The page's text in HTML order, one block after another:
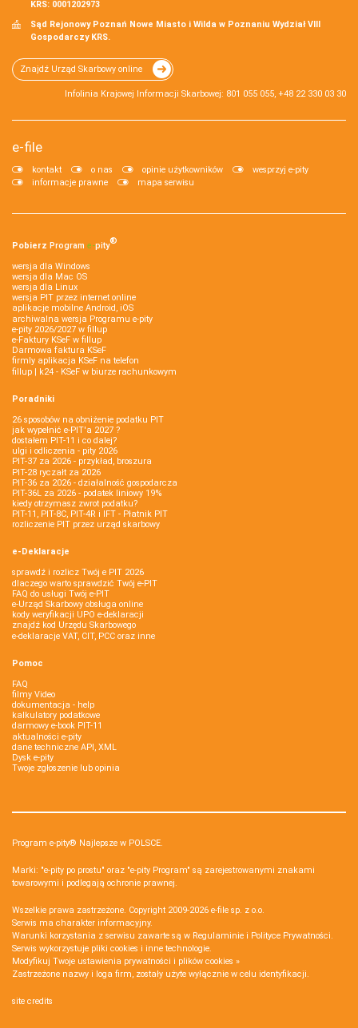
KRS: 0001202973
Sąd Rejonowy Poznań Nowe Miasto i Wilda w Poznaniu Wydział VIII
Gospodarczy KRS.
Znajdź Urząd Skarbowy online
Infolinia Krajowej Informacji Skarbowej: 801 055 055, +48 22 330 03 30
e-file
kontakt o nas opinie użytkowników
wesprzyj e-pity
informacje prawne
mapa serwisu
Pobierz Program e‑pity®
wersja dla Windows
wersja dla Mac OS
wersja dla Linux
wersja PIT przez internet online
aplikacje mobilne Android, iOS
archiwalna wersja Programu e-pity
e-pity 2026/2027 w fillup
e‑Faktury KSeF w fillup
Darmowa faktura KSeF
firmly aplikacja KSeF na telefon
fillup | k24 - KSeF w biurze rachunkowym
Poradniki
26 sposobów na obniżenie podatku PIT
jak wypełnić e-PIT'a 2027 ?
dostałem PIT-11 i co dalej?
ulgi i odliczenia - pity 2026
PIT-37 za 2026 - przykład, broszura
PIT-28 ryczałt za 2026
PIT-36 za 2026 - działalność gospodarcza
PIT-36L za 2026 - podatek liniowy 19%
kiedy otrzymasz zwrot podatku?
PIT-11, PIT-8C, PIT-4R i IFT - Płatnik PIT
rozliczenie PIT przez urząd skarbowy
e-Deklaracje
sprawdź i rozlicz Twój e PIT 2026
dlaczego warto sprawdzić Twój e-PIT
FAQ do usługi Twój e-PIT
e-Urząd Skarbowy obsługa online
kody weryfikacji UPO e-deklaracji
znajdź kod Urzędu Skarbowego
e-deklaracje VAT, CIT, PCC oraz inne
Pomoc
FAQ
filmy Video
dokumentacja - help
kalkulatory podatkowe
darmowy e-book PIT-11
aktualności e-pity
dane techniczne API, XML
Dysk e-pity
Twoje zgłoszenie lub opinia
Program e-pity® Najlepsze w POLSCE.
Marki: "e-pity po prostu" oraz "e-pity Program" są zarejestrowanymi znakami
towarowymi i podlegają ochronie prawnej.
Wszelkie prawa zastrzeżone. Copyright 2009-2026 e-file sp. z o.o.
Serwis ma charakter informacyjny.
Warunki korzystania z serwisu zawarte są w Regulaminie i Polityce Prywatności.
Serwis wykorzystuje pliki cookies i inne technologie.
Modyfikuj Twoje ustawienia prywatności i plików cookies »
Zastrzeżone nazwy i loga firm, zostały użyte wyłącznie w celu identyfikacji.
site credits